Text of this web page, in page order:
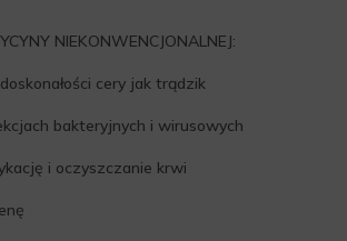
NIEKONWENCJONALNEJ:
cery jak trądzik
bakteryjnych i wirusowych
i oczyszczanie krwi